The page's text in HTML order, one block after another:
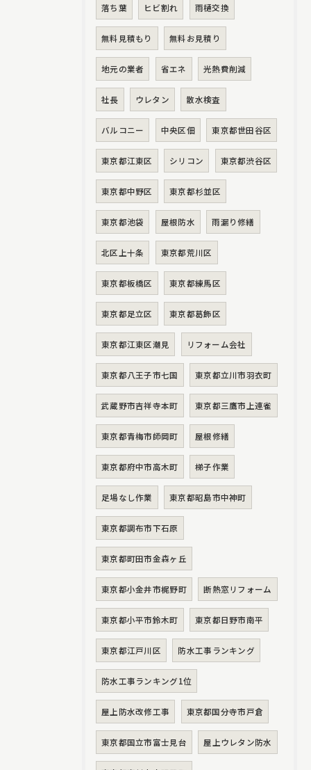
落ち葉 ヒビ割れ 雨樋交換
無料見積もり 無料お見積り
地元の業者 省エネ 光熱費削減
社長 ウレタン 散水検査
バルコニー 中央区佃 東京都世田谷区
東京都江東区 シリコン 東京都渋谷区
東京都中野区 東京都杉並区
東京都池袋 屋根防水 雨漏り修繕
北区上十条 東京都荒川区
東京都板橋区 東京都練馬区
東京都足立区 東京都葛飾区
東京都江東区潮見 リフォーム会社
東京都八王子市七国 東京都立川市羽衣町
武蔵野市吉祥寺本町 東京都三鷹市上連雀
東京都青梅市師岡町 屋根修繕
東京都府中市高木町 梯子作業
足場なし作業 東京都昭島市中神町
東京都調布市下石原
東京都町田市金森ヶ丘
東京都小金井市梶野町 断熱窓リフォーム
東京都小平市鈴木町 東京都日野市南平
東京都江戸川区 防水工事ランキング
防水工事ランキング1位
屋上防水改修工事 東京都国分寺市戸倉
東京都国立市富士見台 屋上ウレタン防水